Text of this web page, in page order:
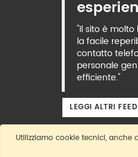
"Il sito è
la facile
contatto
personale
efficiente."
LEGGI ALTRI
Utilizziamo cookie tecnici,